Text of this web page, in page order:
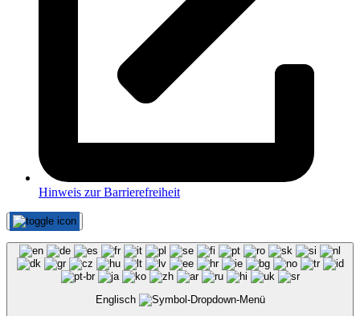
Hinweis zur Barrierefreiheit
Englisch